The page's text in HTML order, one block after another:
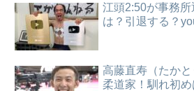
江頭2:50が事務
は？引退する？
高藤直寿（たか
柔道家！馴れ初